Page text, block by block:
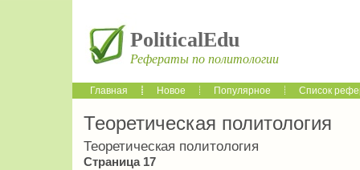
PoliticalEdu
Рефераты по политологии
Главная Новое Популярное Список
Теоретическая политология
Теоретическая политология
Страница 17